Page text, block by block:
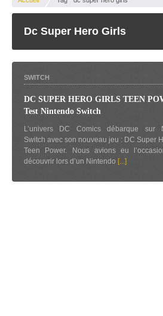
Dc Super Hero Girls
SWITCH
DC SUPER HERO GIRLS TEEN
Test Nintendo Switch
L’univers DC Comics débarque sur
Switch avec son nouveau jeu : DC Super
Teen Power. Nous avions eu
découvrir lors d’un Nintendo [...]